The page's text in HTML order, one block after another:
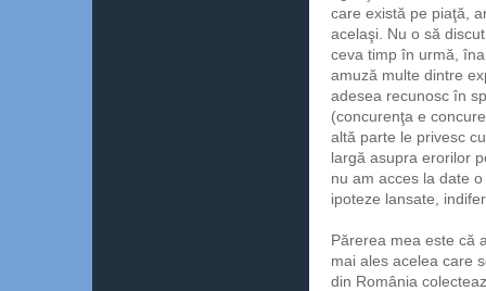
care există pe piaţă,
acelaşi. Nu o să
ceva timp în urmă,
amuză multe dintre
adesea recunosc în
(concurenţa e
altă parte le privesc
largă asupra erorilor
nu am acces la date
ipoteze lansate,
Părerea mea este că
mai ales acelea care
din România